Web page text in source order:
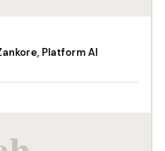
Platform AI